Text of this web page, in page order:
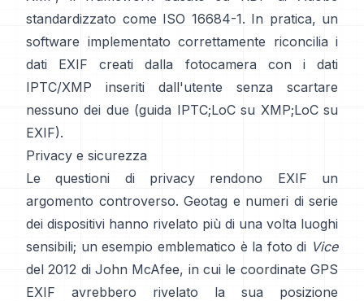
standardizzato come ISO 16684-1. In pratica, un
software implementato correttamente riconcilia i
dati EXIF creati dalla fotocamera con i dati
IPTC/XMP inseriti dall'utente senza scartare
nessuno dei due (guida IPTC;LoC su XMP;LoC su
EXIF).
Privacy e sicurezza
Le questioni di privacy rendono EXIF un
argomento controverso. Geotag e numeri di serie
dei dispositivi hanno rivelato più di una volta luoghi
sensibili; un esempio emblematico è la foto di Vice
del 2012 di John McAfee, in cui le coordinate GPS
EXIF avrebbero rivelato la sua posizione